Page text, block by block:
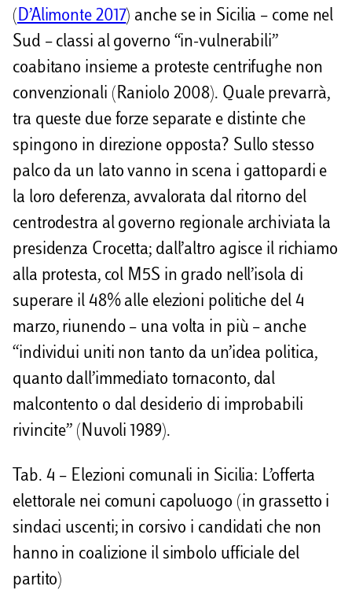
(D’Alimonte 2017) anche se in Sicilia – come nel
Sud – classi al governo “in-vulnerabili”
coabitano insieme a proteste centrifughe non
convenzionali (Raniolo 2008). Quale prevarrà,
tra queste due forze separate e distinte che
spingono in direzione opposta? Sullo stesso
palco da un lato vanno in scena i gattopardi e
la loro deferenza, avvalorata dal ritorno del
centrodestra al governo regionale archiviata la
presidenza Crocetta; dall’altro agisce il richiamo
alla protesta, col M5S in grado nell’isola di
superare il 48% alle elezioni politiche del 4
marzo, riunendo – una volta in più – anche
“individui uniti non tanto da un’idea politica,
quanto dall’immediato tornaconto, dal
malcontento o dal desiderio di improbabili
rivincite” (Nuvoli 1989).
Tab. 4 – Elezioni comunali in Sicilia: L’offerta
elettorale nei comuni capoluogo (in grassetto i
sindaci uscenti; in corsivo i candidati che non
hanno in coalizione il simbolo ufficiale del
partito)